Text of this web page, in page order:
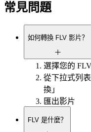
常見問題
如何轉換 FLV 影片？
選擇您的
從下拉式列
換」
匯出影片
FLV 是什麼？